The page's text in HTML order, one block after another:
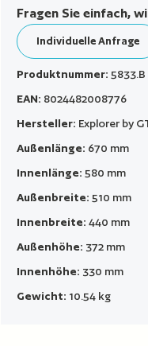
Fragen Sie einfach,
Individuelle Anfrage
Produktnummer: 5833.B
EAN: 8024482008776
Hersteller: Explorer by
Außenlänge: 670 mm
Innenlänge: 580 mm
Außenbreite: 510 mm
Innenbreite:440 mm
Außenhöhe: 372 mm
Innenhöhe: 330 mm
Gewicht: 10.54 kg